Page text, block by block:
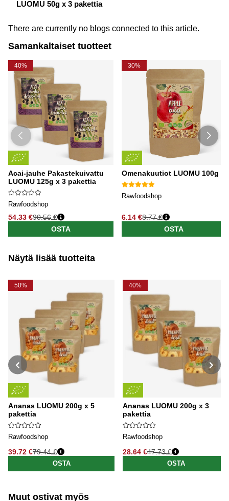
LUOMU 50g x 3 pakettia
There are currently no blogs connected to this article.
Samankaltaiset tuotteet
40%
Acai-jauhe Pakastekuivattu
LUOMU 125g x 3 pakettia
Rawfoodshop
54.33 €90.56 €
OSTA
30%
Omenakuutiot LUOMU 100g
Rawfoodshop
6.14 €8.77 €
OSTA
Näytä lisää tuotteita
50%
Ananas LUOMU 200g x 5
pakettia
Rawfoodshop
39.72 €
Normaali hinta
79.44 €
OSTA
40%
Ananas LUOMU 200g x 3
pakettia
Rawfoodshop
28.64 €
Normaali hinta
47.73 €
OSTA
Muut ostivat myös